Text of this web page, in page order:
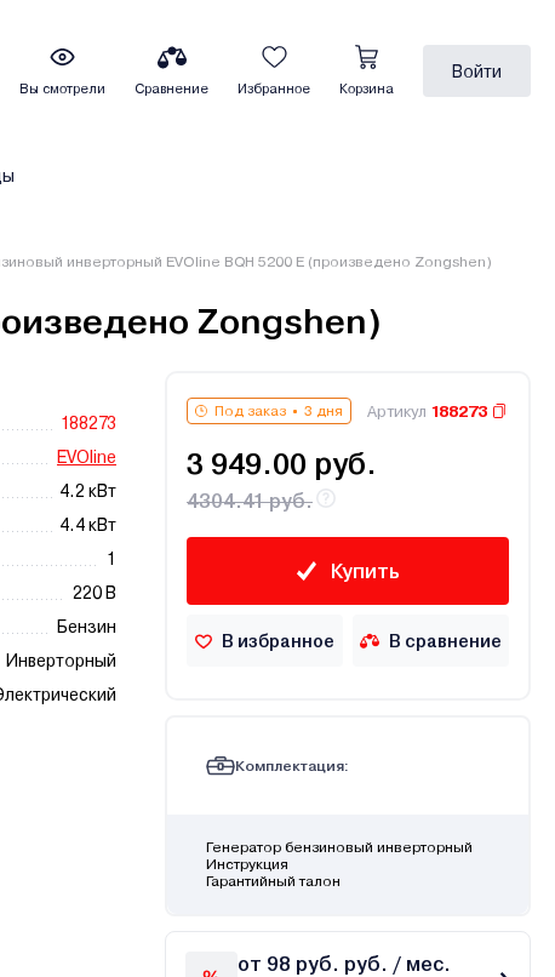
Вы смотрели Сравнение Избранное Корзина
Войти
инверторный EVOline BQH 5200 E (произведено Zongshen)
Zongshen)
188273
EVOline
4.2 кВт
4.4 кВт
1
220 В
Бензин
Инверторный
Под заказ 3 дня Артикул 188273
3 949.00 руб.
4304.41 руб.
Купить
В избранное В сравнение
Комплектация:
Генератор бензиновый инверторный
Инструкция
Гарантийный талон
от 98 руб. руб. / мес.